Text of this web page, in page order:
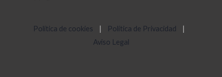
Política de cookies | Política de Privacidad
|
Aviso Legal